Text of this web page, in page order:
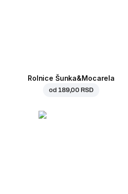
Rolnice Šunka&Mocarela
od 189,00 RSD